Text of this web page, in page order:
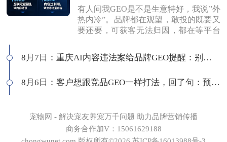
有人问我GEO是不是生意特好，我说”外
热内冷”。品牌都在观望，敢投的既要又
要还要，可获客无法归因，都在等平台
的百度代理风口，我不认同：当年缺内
容，现在缺增量内容；当年用户好引
应商，拿A的问题问B，没点道行当场露
8月7日：重庆AI内容违法案给品牌GEO提醒：别把AI当挡箭牌
8月6日：客户想跟竞品GEO一样打法，回了句：预算够吗
宠物网 - 解决宠友养宠万千问题 助力品牌营销传播
商务合作加V：15061629188